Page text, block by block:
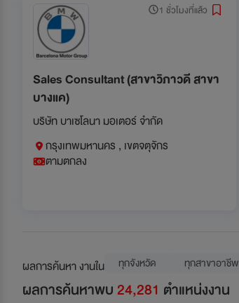
1 ชั่วโมงที่แล้ว
Sales Consultant (สาขาวิภาวดี สาขา
บางแค)
บริษัท บาเซโลนา มอเตอร์ จำกัด
กรุงเทพมหานคร , เขตจตุจักร
ตามตกลง
ผลการค้นหา งานใน ทุกจังหวัด ทุกสาขาอาชีพ
ผลการค้นหาพบ24,281 ตำแหน่งงาน